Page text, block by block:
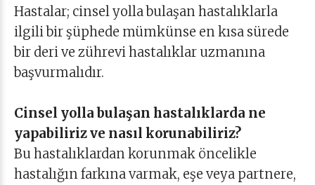
Hastalar; cinsel yolla bulaşan hastalıklarla
ilgili bir şüphede mümkünse en kısa sürede
bir deri ve zührevi hastalıklar uzmanına
başvurmalıdır.
Cinsel yolla bulaşan hastalıklarda ne
yapabiliriz ve nasıl korunabiliriz?
Bu hastalıklardan korunmak öncelikle
hastalığın farkına varmak, eşe veya partnere,